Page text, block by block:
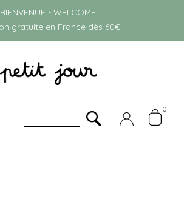
BIENVENUE - WELCOME
gratuite en France dès 60€.
0